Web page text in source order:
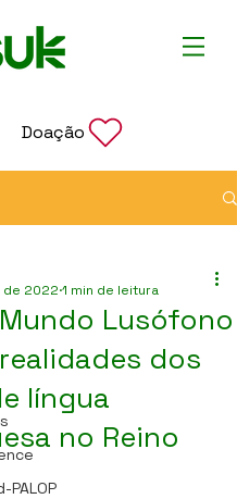
Doação
PALOP
Lusófono
dos
língua
no Reino
de 2022 1 min de leitura